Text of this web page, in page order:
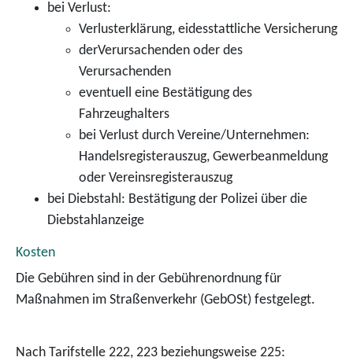
bei Verlust:
Verlusterklärung, eidesstattliche Versicherung
derVerursachenden oder des
Verursachenden
eventuell eine Bestätigung des
Fahrzeughalters
bei Verlust durch Vereine/Unternehmen:
Handelsregisterauszug, Gewerbeanmeldung
oder Vereinsregisterauszug
bei Diebstahl: Bestätigung der Polizei über die
Diebstahlanzeige
Kosten
Die Gebühren sind in der Gebührenordnung für
Maßnahmen im Straßenverkehr (GebOSt) festgelegt.
Nach Tarifstelle 222, 223 beziehungsweise 225: